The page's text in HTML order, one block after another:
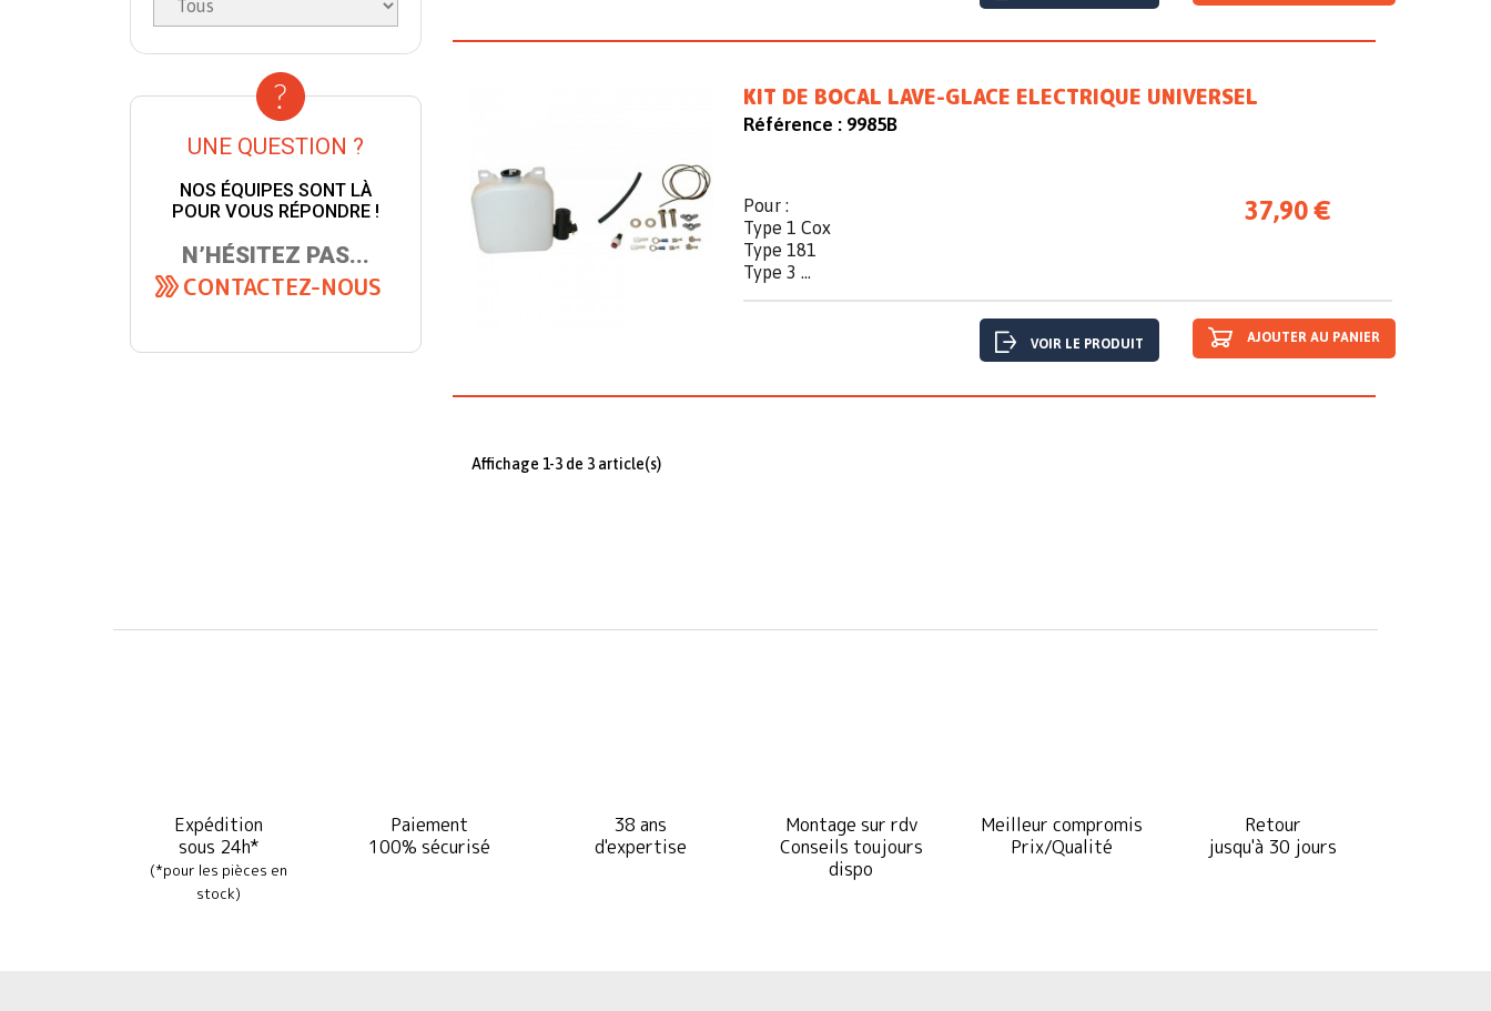
UNE QUESTION ?
NOS ÉQUIPES SONT LÀ
POUR VOUS RÉPONDRE !
N’HÉSITEZ PAS...
CONTACTEZ-NOUS
KIT DE BOCAL LAVE-GLACE ELECTRIQUE UNIVERSEL
Référence : 9985B
Pour :
Type 1 Cox
Type 181
Type 3 ...
37,90 €
VOIR LE PRODUIT AJOUTER AU PANIER
Affichage 1-3 de 3 article(s)
Expédition
sous 24h*
(*pour les pièces en
stock)
Paiement
100% sécurisé
38 ans
d'expertise
Montage sur rdv
Conseils toujours
dispo
Meilleur compromis
Prix/Qualité
Retour
jusqu'à 30 jours